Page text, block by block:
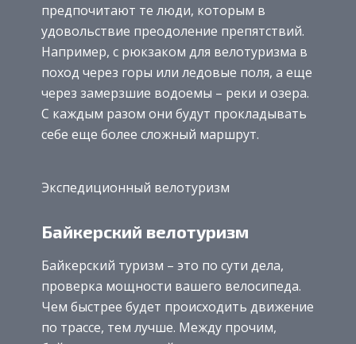
предпочитают те люди, которым в
удовольствие преодоление препятствий.
Например, с рюкзаком для велотуризма в
поход через горы или ледовые поля, а еще
через замерзшие водоемы – реки и озера.
С каждым разом они будут прокладывать
себе еще более сложный маршрут.
Экспедиционный велотуризм
Байкерский велотуризм
Байкерский туризм – это по сути дела,
проверка мощности вашего велосипеда.
Чем быстрее будет происходить движение
по трассе, тем лучше. Между прочим,